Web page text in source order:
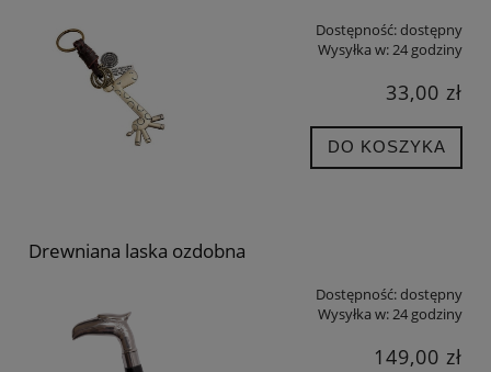
Dostępność:dostępny
Wysyłka w:24 godziny
33,00 zł
DO KOSZYKA
Drewniana laska ozdobna
Dostępność:dostępny
Wysyłka w:24 godziny
149,00 zł